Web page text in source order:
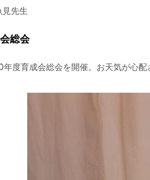
先生
総会
度育成会総会を開催。お天気が心